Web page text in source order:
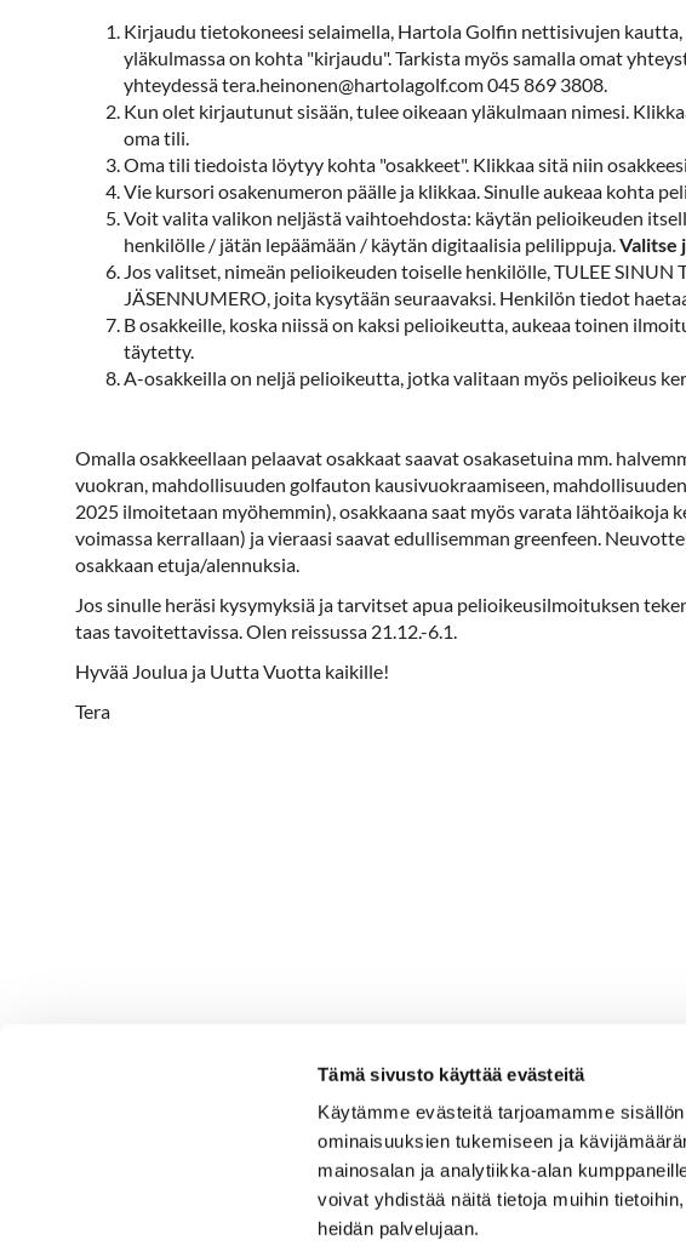
Tämä sivusto käyttää evästeitä
Käytämme evästeitä tarjoamamme
ominaisuuksien tukemiseen ja
mainosalan ja analytiikka-alan
voivat yhdistää näitä tietoja muihin
heidän palvelujaan.
Kirjaudu tietokoneesi selaimella, Hartola Golfin nettisivujen
yläkulmassa on kohta "kirjaudu". Tarkista myös samalla omat
yhteydessä tera.heinonen@hartolagolf.com 045 869 3808.
Kun olet kirjautunut sisään, tulee oikeaan yläkulmaan nimesi.
oma tili.
Oma tili tiedoista löytyy kohta "osakkeet". Klikkaa sitä niin
Vie kursori osakenumeron päälle ja klikkaa. Sinulle aukeaa kohta
Voit valita valikon neljästä vaihtoehdosta: käytän pelioikeuden
henkilölle / jätän lepäämään / käytän digitaalisia pelilippuja. Valitse
Jos valitset, nimeän pelioikeuden toiselle henkilölle, TULEE SINUN
JÄSENNUMERO, joita kysytään seuraavaksi. Henkilön tiedot
B osakkeille, koska niissä on kaksi pelioikeutta, aukeaa toinen
täytetty.
A-osakkeilla on neljä pelioikeutta, jotka valitaan myös pelioikeus
Omalla osakkeellaan pelaavat osakkaat saavat osakasetuina mm.
vuokran, mahdollisuuden golfauton kausivuokraamiseen,
2025 ilmoitetaan myöhemmin), osakkaana saat myös varata lähtöaikoja
voimassa kerrallaan) ja vieraasi saavat edullisemman greenfeen.
osakkaan etuja/alennuksia.
Jos sinulle heräsi kysymyksiä ja tarvitset apua pelioikeusilmoituksen
taas tavoitettavissa. Olen reissussa 21.12.-6.1.
Hyvää Joulua ja Uutta Vuotta kaikille!
Tera